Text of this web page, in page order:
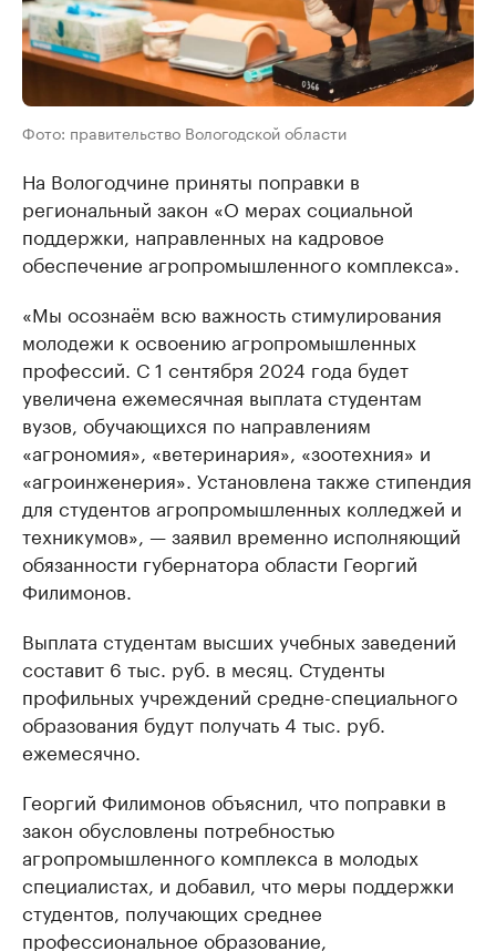
Фото: правительство Вологодской области
На Вологодчине приняты поправки в
региональный закон «О мерах социальной
поддержки, направленных на кадровое
обеспечение агропромышленного комплекса».
«Мы осознаём всю важность стимулирования
молодежи к освоению агропромышленных
профессий. С 1 сентября 2024 года будет
увеличена ежемесячная выплата студентам
вузов, обучающихся по направлениям
«агрономия», «ветеринария», «зоотехния» и
«агроинженерия». Установлена также стипендия
для студентов агропромышленных колледжей и
техникумов», — заявил временно исполняющий
обязанности губернатора области Георгий
Филимонов.
Выплата студентам высших учебных заведений
составит 6 тыс. руб. в месяц. Студенты
профильных учреждений средне-специального
образования будут получать 4 тыс. руб.
ежемесячно.
Георгий Филимонов объяснил, что поправки в
закон обусловлены потребностью
агропромышленного комплекса в молодых
специалистах, и добавил, что меры поддержки
студентов, получающих среднее
профессиональное образование,